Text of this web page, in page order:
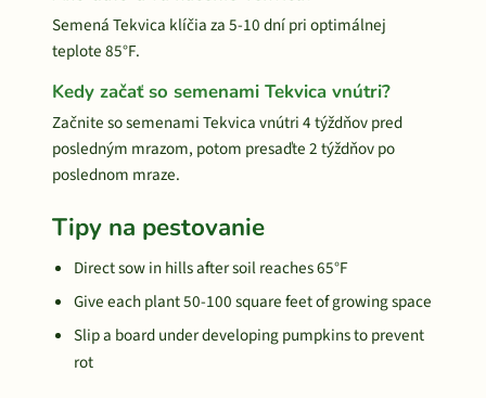
Semená Tekvica klíčia za 5-10 dní pri optimálnej
teplote 85°F.
Kedy začať so semenami Tekvica vnútri?
Začnite so semenami Tekvica vnútri 4 týždňov pred
posledným mrazom, potom presaďte 2 týždňov po
poslednom mraze.
Tipy na pestovanie
Direct sow in hills after soil reaches 65°F
Give each plant 50-100 square feet of growing space
Slip a board under developing pumpkins to prevent
rot